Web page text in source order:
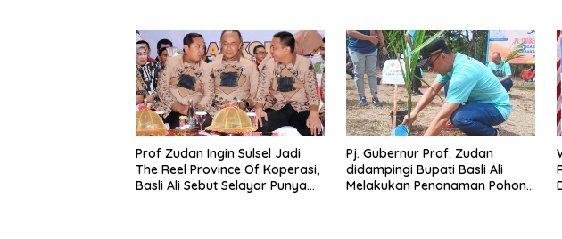
Prof Zudan Ingin Sulsel Jadi
The Reel Province Of Koperasi,
Basli Ali Sebut Selayar Punya
Pj. Gubernur Prof. Zudan
didampingi Bupati Basli Ali
Melakukan Penanaman Pohon